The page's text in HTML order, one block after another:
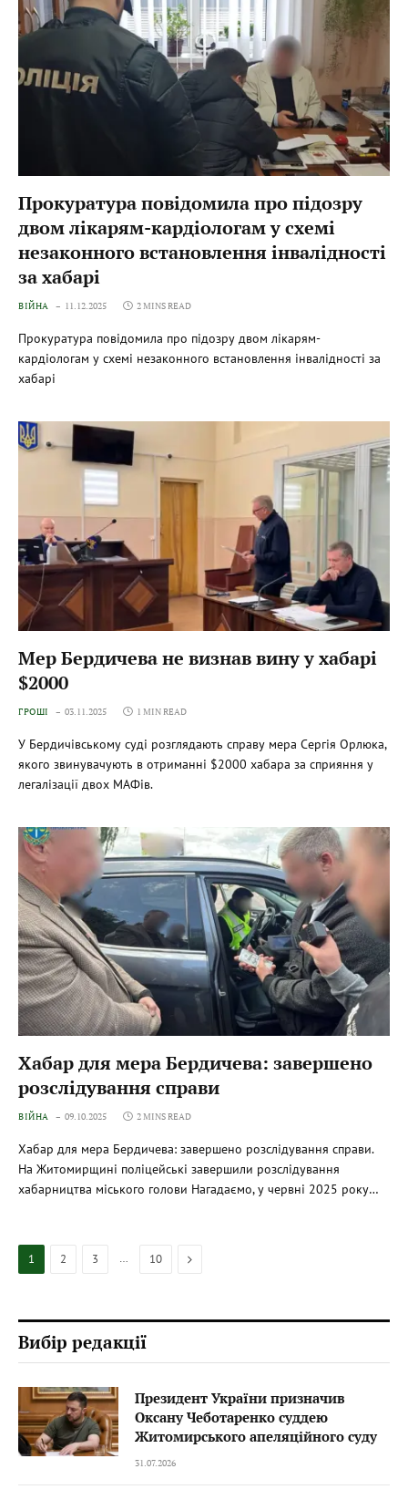
Прокуратура повідомила про підозру
двом лікарям-кардіологам у схемі
незаконного встановлення інвалідності
за хабарі
ВІЙНА 11.12.2025 2 MINS READ
Прокуратура повідомила про підозру двом лікарям-
кардіологам у схемі незаконного встановлення інвалідності за
хабарі
Мер Бердичева не визнав вину у хабарі
$2000
ГРОШІ 03.11.2025 1 MIN READ
У Бердичівському суді розглядають справу мера Сергія Орлюка,
якого звинувачують в отриманні $2000 хабара за сприяння у
легалізації двох МАФів.
Хабар для мера Бердичева: завершено
розслідування справи
ВІЙНА 09.10.2025 2 MINS READ
Хабар для мера Бердичева: завершено розслідування справи.
На Житомирщині поліцейські завершили розслідування
хабарництва міського голови Нагадаємо, у червні 2025 року…
1 2 3 … 10 Next
Вибір редакції
Президент України призначив
Оксану Чеботаренко суддею
Житомирського апеляційного суду
31.07.2026